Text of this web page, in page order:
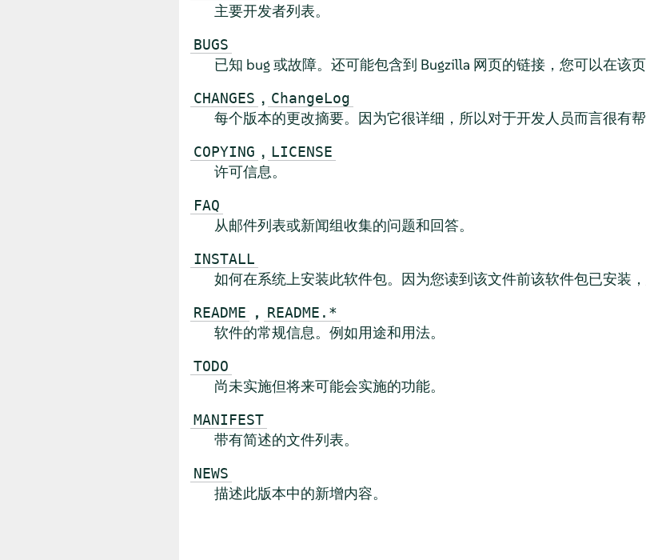
主要开发者列表。
BUGS
已知 bug 或故障。还可能包含到 Bugzilla 网页的链接，您可以在该页
CHANGES , ChangeLog
每个版本的更改摘要。因为它很详细，所以对于开发人员而言很有帮
COPYING , LICENSE
许可信息。
FAQ
从邮件列表或新闻组收集的问题和回答。
INSTALL
如何在系统上安装此软件包。因为您读到该文件前该软件包已安装
README ， README.*
软件的常规信息。例如用途和用法。
TODO
尚未实施但将来可能会实施的功能。
MANIFEST
带有简述的文件列表。
NEWS
描述此版本中的新增内容。